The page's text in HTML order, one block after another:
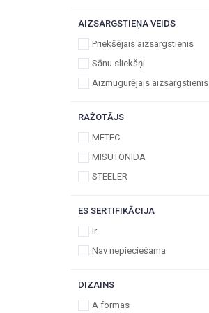
AIZSARGSTIEŅA VEIDS
Priekšējais aizsargstienis
Sānu sliekšņi
Aizmugurējais aizsargstienis
RAŽOTĀJS
METEC
MISUTONIDA
STEELER
ES SERTIFIKĀCIJA
Ir
Nav nepieciešama
DIZAINS
A formas